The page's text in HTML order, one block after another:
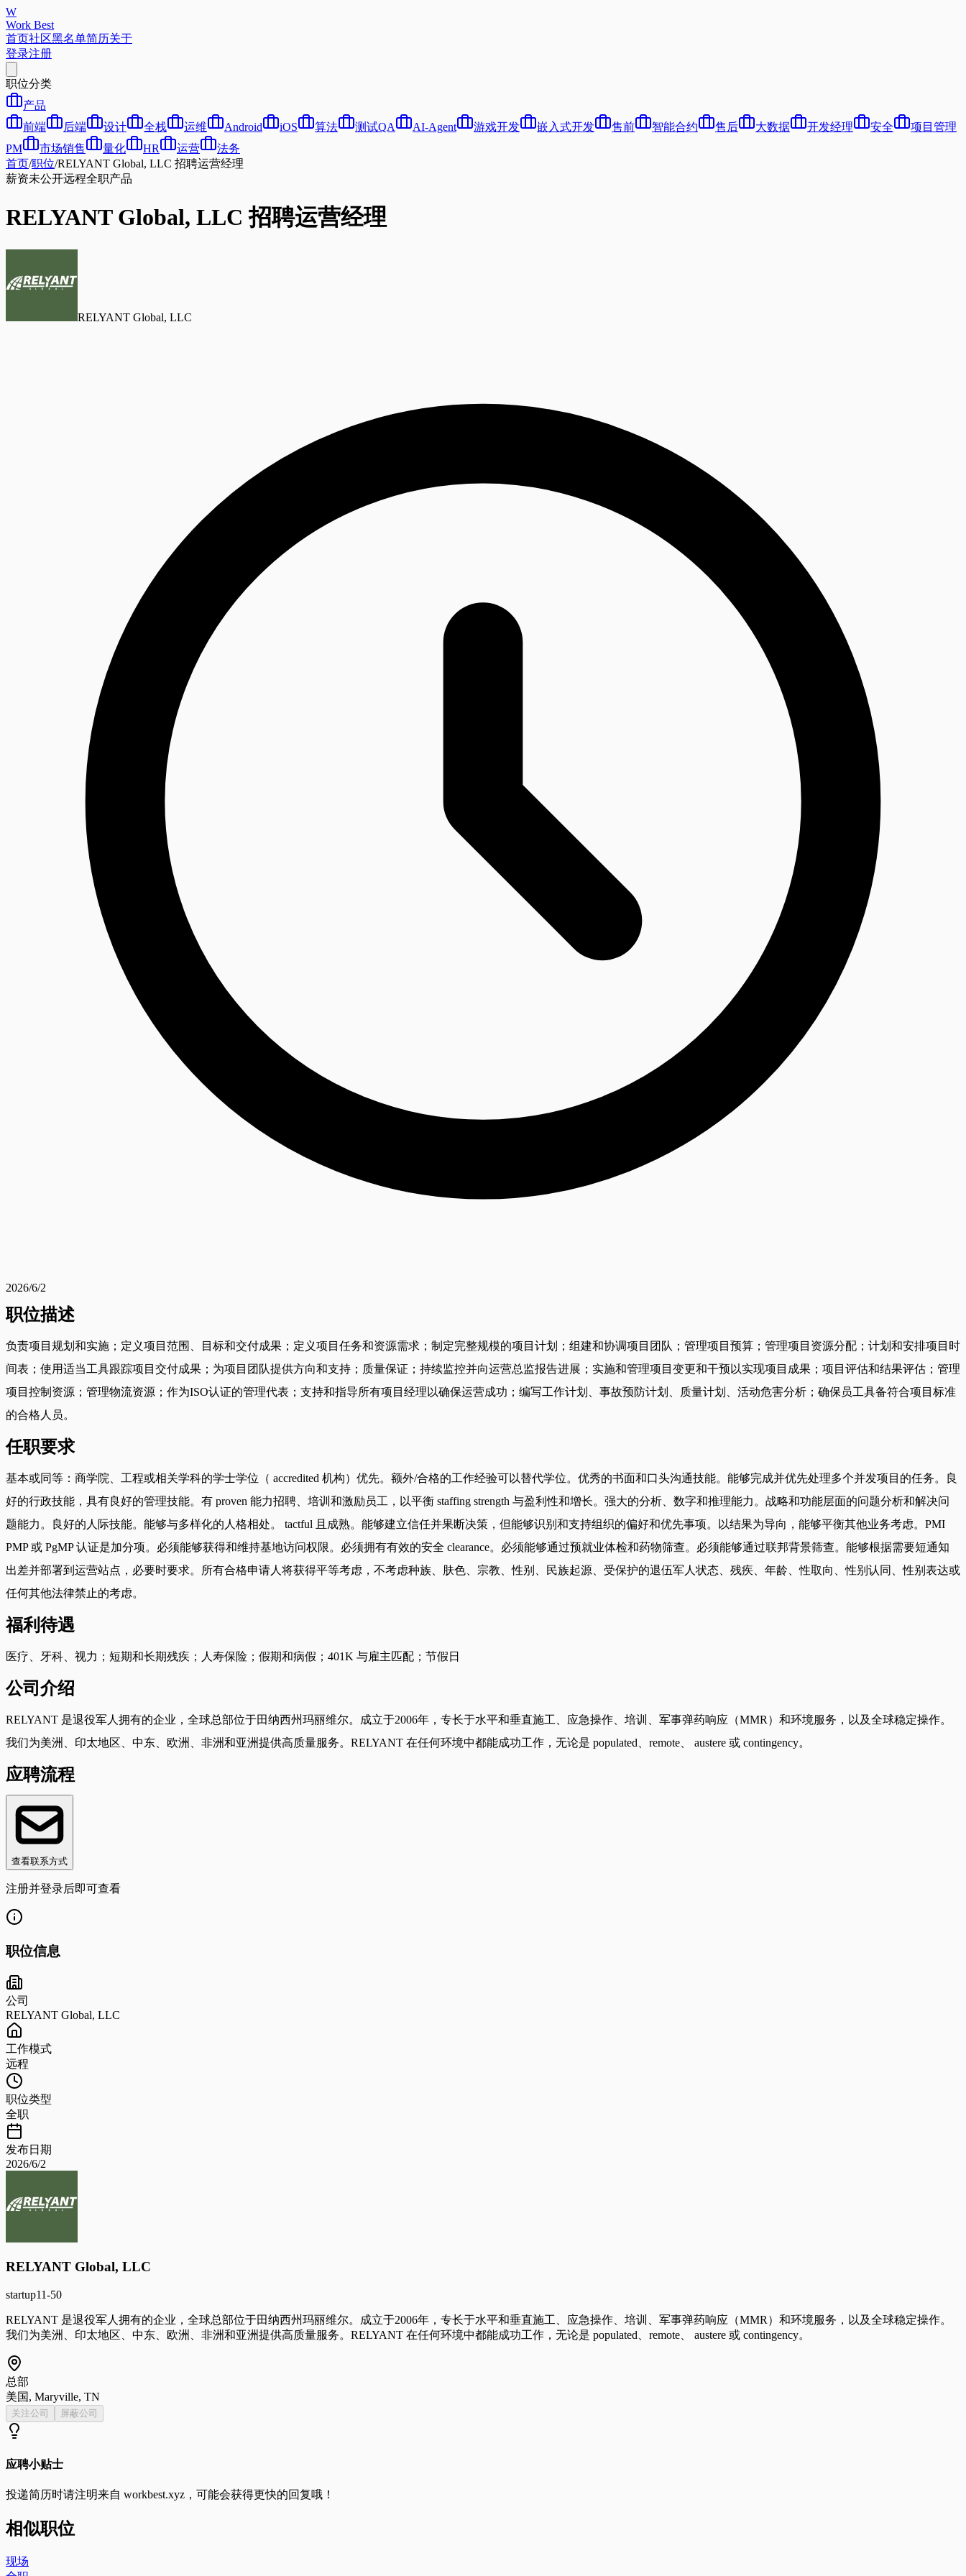
W
Work Best
首页社区黑名单简历关于
登录注册
职位分类
产品
前端
后端 设计 全栈 运维 Android iOS 算法 测试QA AI-Agent 游戏开发 嵌入式开发 售前 智能合约 售后 大数据 开发经理 安全
项目管理
PM
市场销售 量化 HR 运营
法务
首页/职位/RELYANT Global, LLC 招聘运营经理
薪资未公开远程全职产品
RELYANT Global, LLC 招聘运营经理
RELYANT Global, LLC
2026/6/2
职位描述
负责项目规划和实施；定义项目范围、目标和交付成果；定义项目任务和资源需求；制定完整规模的项目计划；组建和协调项目团队；管理项目预算；管理项目资源分配；计划和安排项目时
间表；使用适当工具跟踪项目交付成果；为项目团队提供方向和支持；质量保证；持续监控并向运营总监报告进展；实施和管理项目变更和干预以实现项目成果；项目评估和结果评估；管理
项目控制资源；管理物流资源；作为ISO认证的管理代表；支持和指导所有项目经理以确保运营成功；编写工作计划、事故预防计划、质量计划、活动危害分析；确保员工具备符合项目标准
的合格人员。
任职要求
基本或同等：商学院、工程或相关学科的学士学位（ accredited 机构）优先。额外/合格的工作经验可以替代学位。优秀的书面和口头沟通技能。能够完成并优先处理多个并发项目的任务。良
好的行政技能，具有良好的管理技能。有 proven 能力招聘、培训和激励员工，以平衡 staffing strength 与盈利性和增长。强大的分析、数字和推理能力。战略和功能层面的问题分析和解决问
题能力。良好的人际技能。能够与多样化的人格相处。 tactful 且成熟。能够建立信任并果断决策，但能够识别和支持组织的偏好和优先事项。以结果为导向，能够平衡其他业务考虑。PMI
PMP 或 PgMP 认证是加分项。必须能够获得和维持基地访问权限。必须拥有有效的安全 clearance。必须能够通过预就业体检和药物筛查。必须能够通过联邦背景筛查。能够根据需要短通知
出差并部署到运营站点，必要时要求。所有合格申请人将获得平等考虑，不考虑种族、肤色、宗教、性别、民族起源、受保护的退伍军人状态、残疾、年龄、性取向、性别认同、性别表达或
任何其他法律禁止的考虑。
福利待遇
医疗、牙科、视力；短期和长期残疾；人寿保险；假期和病假；401K 与雇主匹配；节假日
公司介绍
RELYANT 是退役军人拥有的企业，全球总部位于田纳西州玛丽维尔。成立于2006年，专长于水平和垂直施工、应急操作、培训、军事弹药响应（MMR）和环境服务，以及全球稳定操作。
我们为美洲、印太地区、中东、欧洲、非洲和亚洲提供高质量服务。RELYANT 在任何环境中都能成功工作，无论是 populated、remote、 austere 或 contingency。
应聘流程
查看联系方式
注册并登录后即可查看
职位信息
公司
RELYANT Global, LLC
工作模式
远程
职位类型
全职
发布日期
2026/6/2
RELYANT Global, LLC
startup11-50
RELYANT 是退役军人拥有的企业，全球总部位于田纳西州玛丽维尔。成立于2006年，专长于水平和垂直施工、应急操作、培训、军事弹药响应（MMR）和环境服务，以及全球稳定操作。
我们为美洲、印太地区、中东、欧洲、非洲和亚洲提供高质量服务。RELYANT 在任何环境中都能成功工作，无论是 populated、remote、 austere 或 contingency。
总部
美国, Maryville, TN
关注公司 屏蔽公司
应聘小贴士
投递简历时请注明来自 workbest.xyz ，可能会获得更快的回复哦！
相似职位
现场